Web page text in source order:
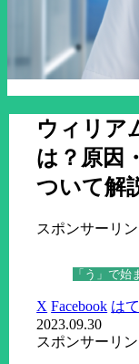
ウィリア
は？原因
ついて解
スポンサーリ
「う」で始
X Facebook は
2023.09.30
スポンサーリ